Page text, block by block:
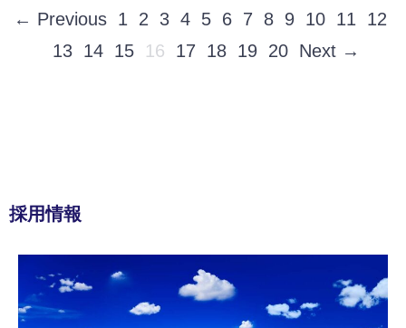
← Previous 1 2 3 4 5 6 7 8 9 10 11
12
13
14 15 16 17 18 19 20 Next →
採用情報